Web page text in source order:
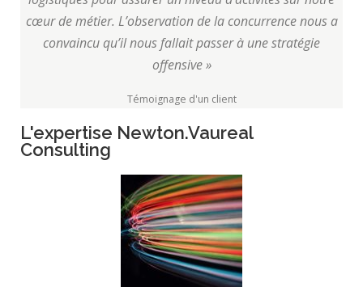
cœur de métier. L’observation de la concurrence nous a
convaincu qu’il nous fallait passer à une stratégie
offensive »
Témoignage d'un client
L'expertise Newton.Vaureal
Consulting